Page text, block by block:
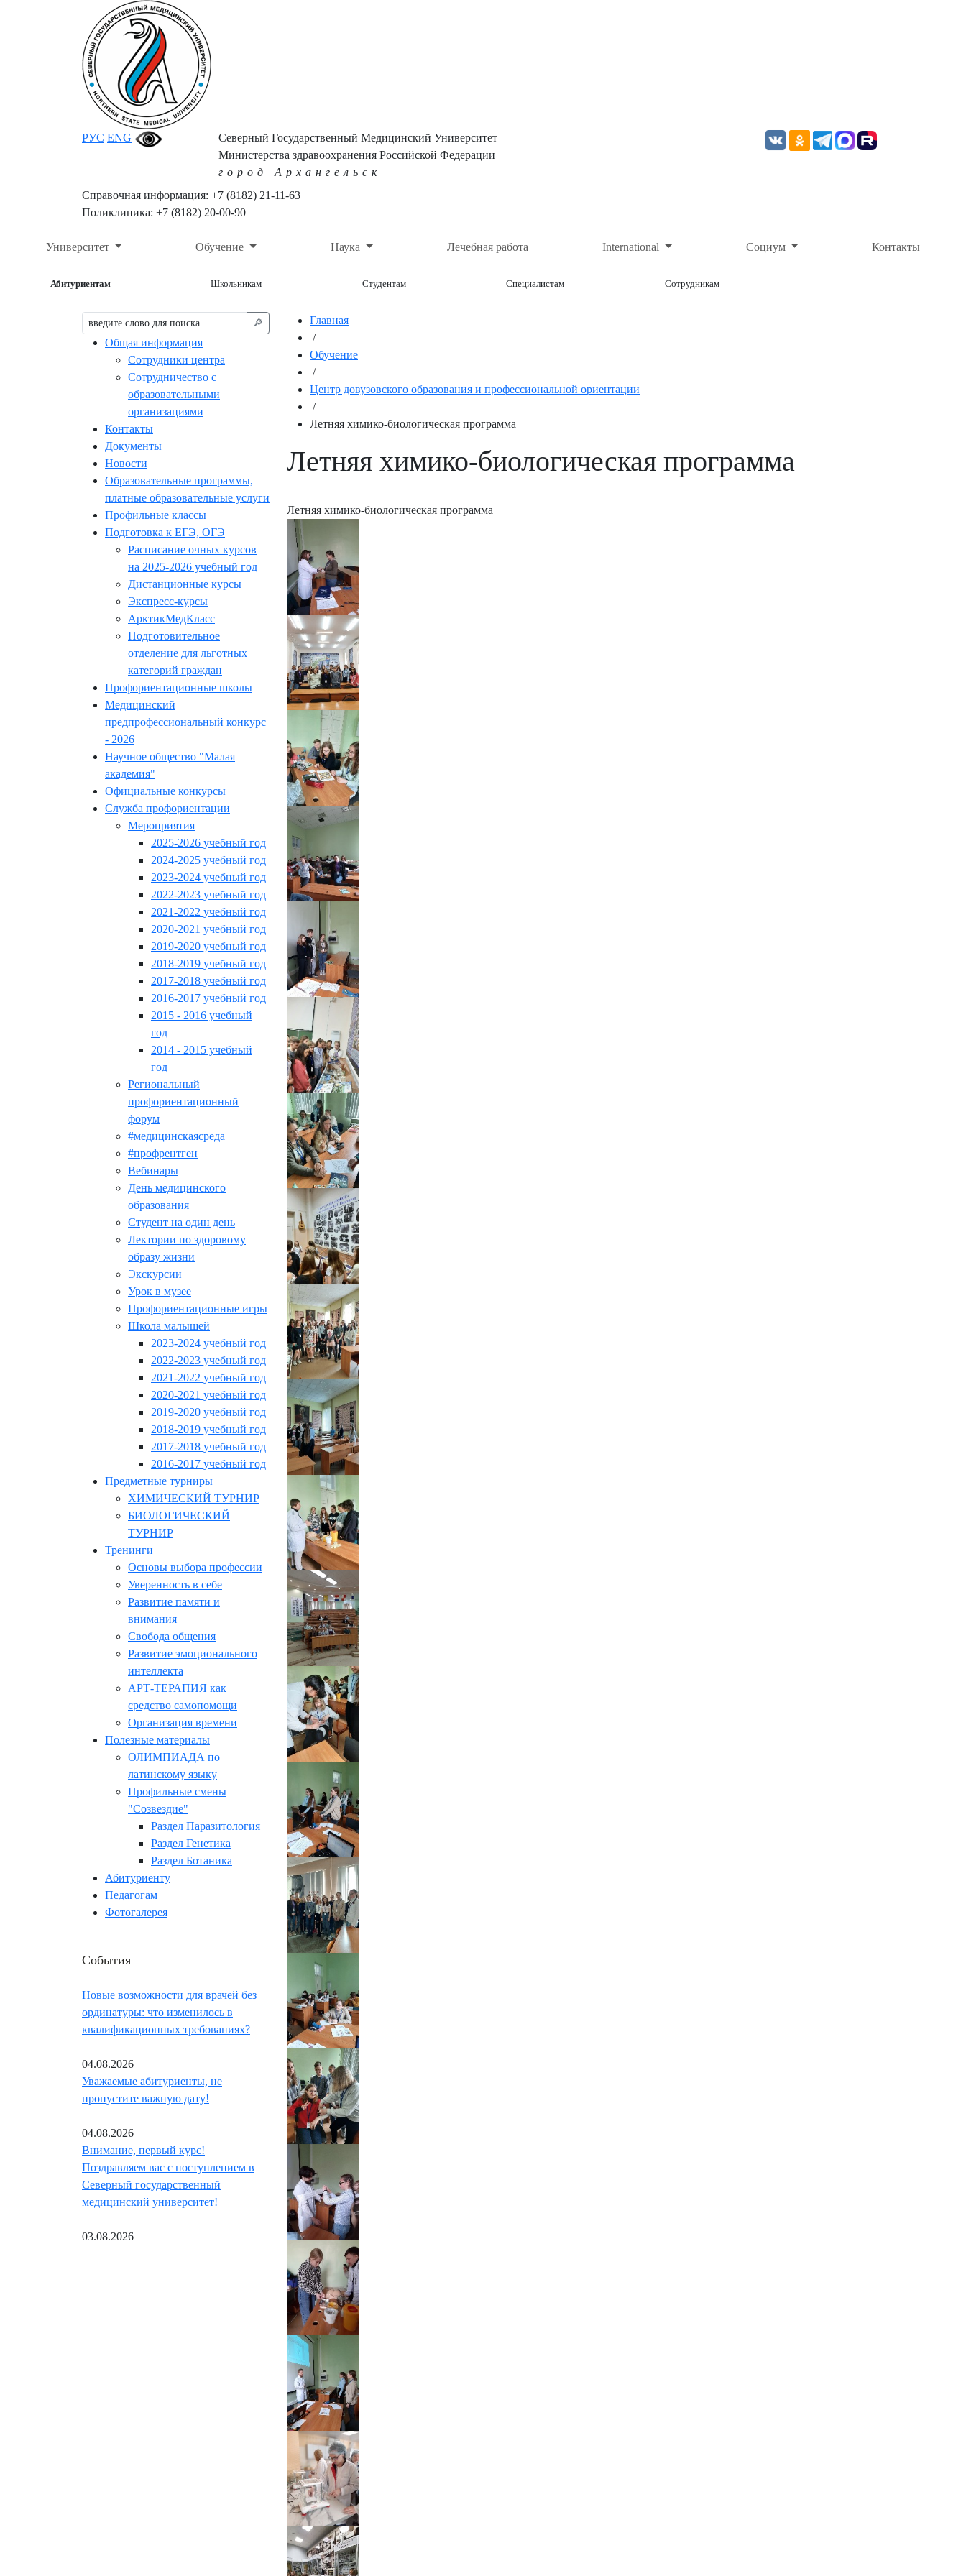
РУС ENG
Северный Государственный Медицинский Университет
Министерства здравоохранения Российской Федерации
город Архангельск
Справочная информация: +7 (8182) 21-11-63
Поликлиника: +7 (8182) 20-00-90
Университет Обучение Наука Лечебная работа International Социум Контакты
Абитуриентам Школьникам Студентам Специалистам Сотрудникам
🔎︎
Общая информация
Сотрудники центра
Сотрудничество с
образовательными
организациями
Контакты
Документы
Новости
Образовательные программы,
платные образовательные услуги
Профильные классы
Подготовка к ЕГЭ, ОГЭ
Расписание очных курсов
на 2025-2026 учебный год
Дистанционные курсы
Экспресс-курсы
АрктикМедКласс
Подготовительное
отделение для льготных
категорий граждан
Профориентационные школы
Медицинский
предпрофессиональный конкурс
- 2026
Научное общество "Малая
академия"
Официальные конкурсы
Служба профориентации
Мероприятия
2025-2026 учебный год
2024-2025 учебный год
2023-2024 учебный год
2022-2023 учебный год
2021-2022 учебный год
2020-2021 учебный год
2019-2020 учебный год
2018-2019 учебный год
2017-2018 учебный год
2016-2017 учебный год
2015 - 2016 учебный
год
2014 - 2015 учебный
год
Региональный
профориентационный
форум
#медицинскаясреда
#профрентген
Вебинары
День медицинского
образования
Студент на один день
Лектории по здоровому
образу жизни
Экскурсии
Урок в музее
Профориентационные игры
Школа малышей
2023-2024 учебный год
2022-2023 учебный год
2021-2022 учебный год
2020-2021 учебный год
2019-2020 учебный год
2018-2019 учебный год
2017-2018 учебный год
2016-2017 учебный год
Предметные турниры
ХИМИЧЕСКИЙ ТУРНИР
БИОЛОГИЧЕСКИЙ
ТУРНИР
Тренинги
Основы выбора профессии
Уверенность в себе
Развитие памяти и
внимания
Свобода общения
Развитие эмоционального
интеллекта
АРТ-ТЕРАПИЯ как
средство самопомощи
Организация времени
Полезные материалы
ОЛИМПИАДА по
латинскому языку
Профильные смены
"Созвездие"
Раздел Паразитология
Раздел Генетика
Раздел Ботаника
Абитуриенту
Педагогам
Фотогалерея
События
Новые возможности для врачей без
ординатуры: что изменилось в
квалификационных требованиях?
04.08.2026
Уважаемые абитуриенты, не
пропустите важную дату!
04.08.2026
Внимание, первый курс!
Поздравляем вас с поступлением в
Северный государственный
медицинский университет!
03.08.2026
Главная
/
Обучение
/
Центр довузовского образования и профессиональной ориентации
/
Летняя химико-биологическая программа
Летняя химико-биологическая программа
Летняя химико-биологическая программа